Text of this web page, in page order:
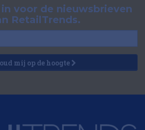
voor de nieuwsbrieven
RetailTrends.
mij op de hoogte